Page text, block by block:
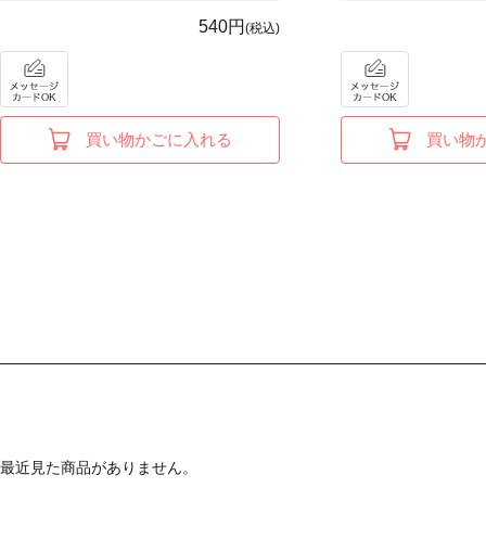
540円 (税込)
買い物かごに入れる 買い物
最近見た商品がありません。